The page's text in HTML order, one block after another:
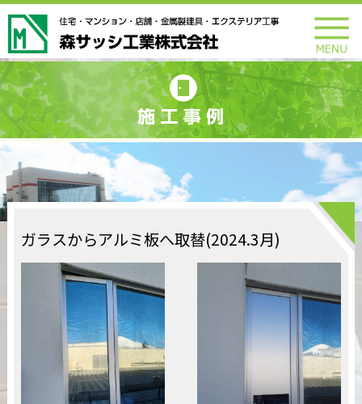
ガラスからアルミ板へ取替(2024.3月)